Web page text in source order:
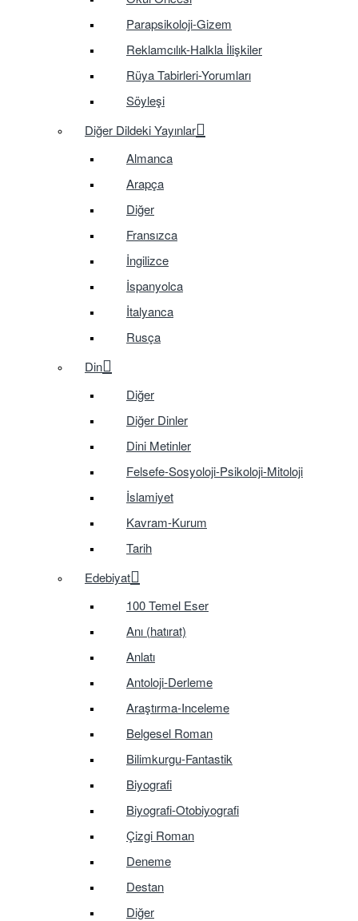
Parapsikoloji-Gizem
Reklamcılık-Halkla İlişkiler
Rüya Tabirleri-Yorumları
Söyleşi
Diğer Dildeki Yayınlar
Almanca
Arapça
Diğer
Fransızca
İngilizce
İspanyolca
İtalyanca
Rusça
Din
Diğer
Diğer Dinler
Dini Metinler
Felsefe-Sosyoloji-Psikoloji-Mitoloji
İslamiyet
Kavram-Kurum
Tarih
Edebiyat
100 Temel Eser
Anı (hatırat)
Anlatı
Antoloji-Derleme
Araştırma-Inceleme
Belgesel Roman
Bilimkurgu-Fantastik
Biyografi
Biyografi-Otobiyografi
Çizgi Roman
Deneme
Destan
Diğer